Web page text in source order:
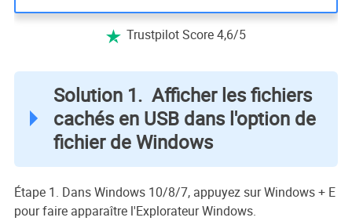
 Trustpilot Score 4,6/5
Solution 1. Afficher les fichiers
cachés en USB dans l'option de
fichier de Windows
Étape 1. Dans Windows 10/8/7, appuyez sur Windows + E
pour faire apparaître l'Explorateur Windows.